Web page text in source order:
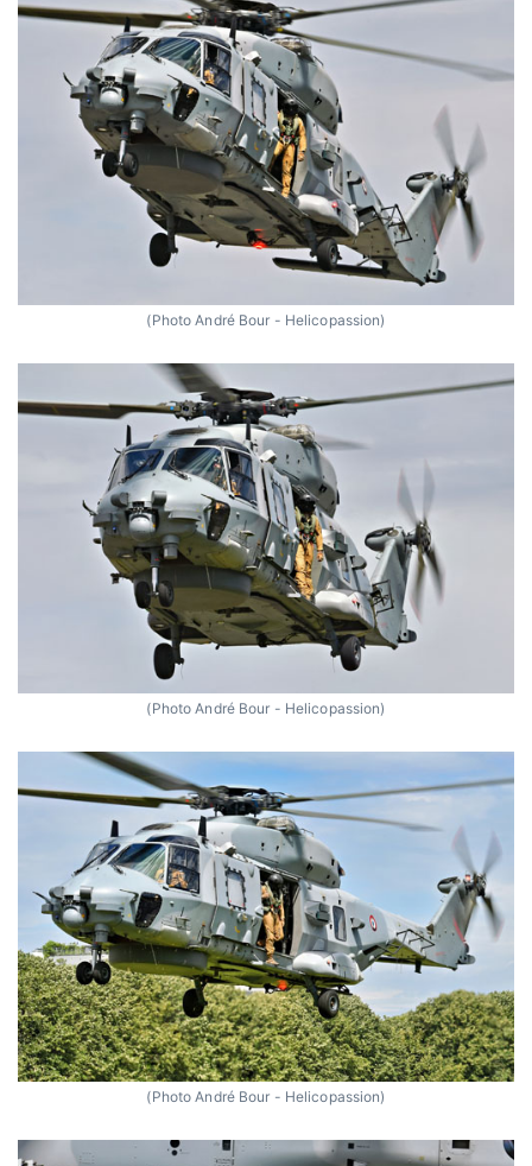
(Photo André Bour - Helicopassion)
(Photo André Bour - Helicopassion)
(Photo André Bour - Helicopassion)